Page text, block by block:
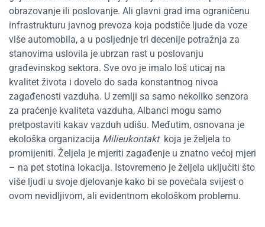
obrazovanje ili poslovanje. Ali glavni grad ima ograničenu
infrastrukturu javnog prevoza koja podstiče ljude da voze
više automobila, a u posljednje tri decenije potražnja za
stanovima uslovila je ubrzan rast u poslovanju
građevinskog sektora. Sve ovo je imalo loš uticaj na
kvalitet života i dovelo do sada konstantnog nivoa
zagađenosti vazduha. U zemlji sa samo nekoliko senzora
za praćenje kvaliteta vazduha, Albanci mogu samo
pretpostaviti kakav vazduh udišu. Međutim, osnovana je
ekološka organizacija Milieukontaktkoja je željela to
promijeniti. Željela je mjeriti zagađenje u znatno većoj mjeri
– na pet stotina lokacija. Istovremeno je željela uključiti što
više ljudi u svoje djelovanje kako bi se povećala svijest o
ovom nevidljivom, ali evidentnom ekološkom problemu.